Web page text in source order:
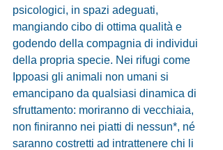
psicologici, in spazi adeguati,
mangiando cibo di ottima qualità e
godendo della compagnia di individui
della propria specie. Nei rifugi come
Ippoasi gli animali non umani si
emancipano da qualsiasi dinamica di
sfruttamento: moriranno di vecchiaia,
non finiranno nei piatti di nessun*, né
saranno costretti ad intrattenere chi li